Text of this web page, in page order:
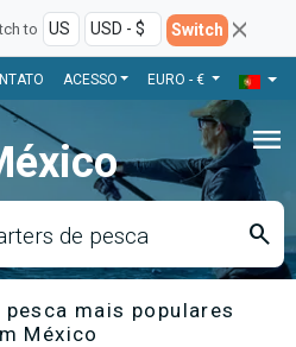
to Switch
ACESSO EURO - €
menu
de pesca search
mais populares
México